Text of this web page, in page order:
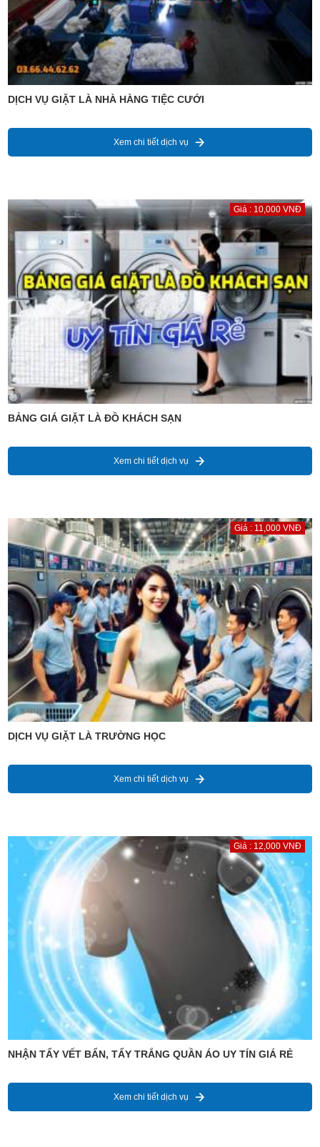
DỊCH VỤ GIẶT LÀ NHÀ HÀNG TIỆC CƯỚI
Xem chi tiết dịch vụ
Giá : 10,000 VNĐ
BẢNG GIÁ GIẶT LÀ ĐỒ KHÁCH SẠN
Xem chi tiết dịch vụ
Giá : 11,000 VNĐ
DỊCH VỤ GIẶT LÀ TRƯỜNG HỌC
Xem chi tiết dịch vụ
Giá : 12,000 VNĐ
NHẬN TẨY VẾT BẨN, TẨY TRẮNG QUẦN ÁO UY TÍN GIÁ RẺ
Xem chi tiết dịch vụ